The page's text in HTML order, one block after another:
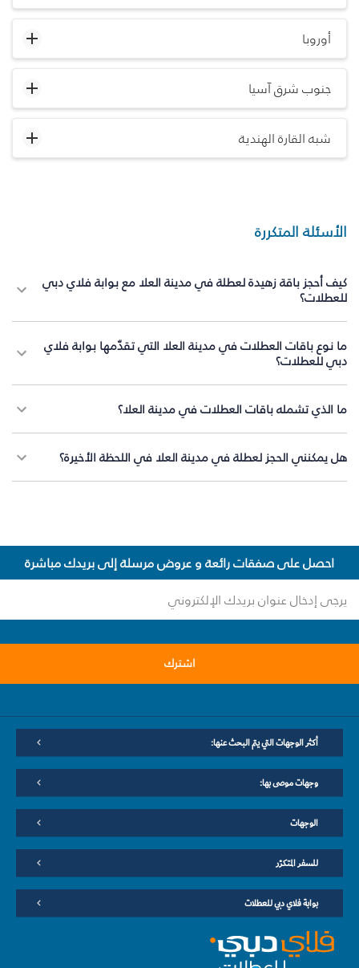
أوروبا
جنوب شرق آسيا
شبه القارة الهندية
الأسئلة المتكررة
كيف أحجز باقة زهيدة لعطلة في مدينة العلا مع بوابة فلاي دبي
للعطلات؟
ما نوع باقات العطلات في مدينة العلا التي تقدّمها بوابة فلاي
دبي للعطلات؟
ما الذي تشمله باقات العطلات في مدينة العلا؟
هل يمكنني الحجز لعطلة في مدينة العلا في اللحظة الأخيرة؟
احصل على صفقات رائعة و عروض مرسلة إلى بريدك مباشرة
اشترك
أكثر الوجهات التي يتم البحث عنها:
وجهات موصى بها:
الوجهات
للسفر المتكرّر
بوابة فلاي دبي للعطلات